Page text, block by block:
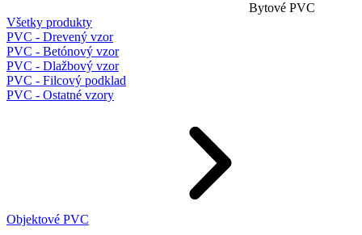
Bytové PVC
Všetky produkty
PVC - Drevený vzor
PVC - Betónový vzor
PVC - Dlažbový vzor
PVC - Filcový podklad
PVC - Ostatné vzory
Objektové PVC